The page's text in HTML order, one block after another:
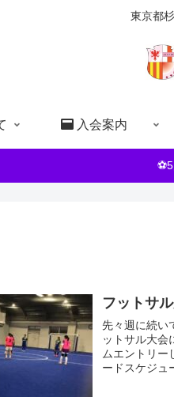
東京都
入会案内
フットサ
先々週に続い
ットサル大会
ムエントリー
ードスケジュ